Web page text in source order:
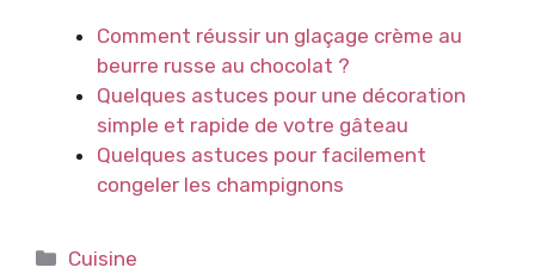
Comment réussir un glaçage crème au
beurre russe au chocolat ?
Quelques astuces pour une décoration
simple et rapide de votre gâteau
Quelques astuces pour facilement
congeler les champignons
Catégories
Cuisine